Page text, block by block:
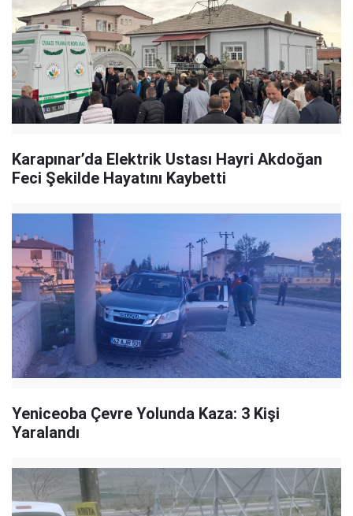
Karapınar’da Elektrik Ustası Hayri Akdoğan
Feci Şekilde Hayatını Kaybetti
Yeniceoba Çevre Yolunda Kaza: 3 Kişi
Yaralandı